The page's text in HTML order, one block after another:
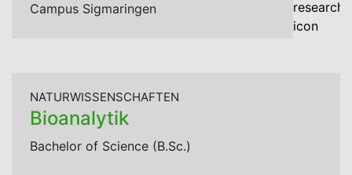
Campus Sigmaringen
NATURWISSENSCHAFTEN
Bioanalytik
Bachelor of Science (B.Sc.)